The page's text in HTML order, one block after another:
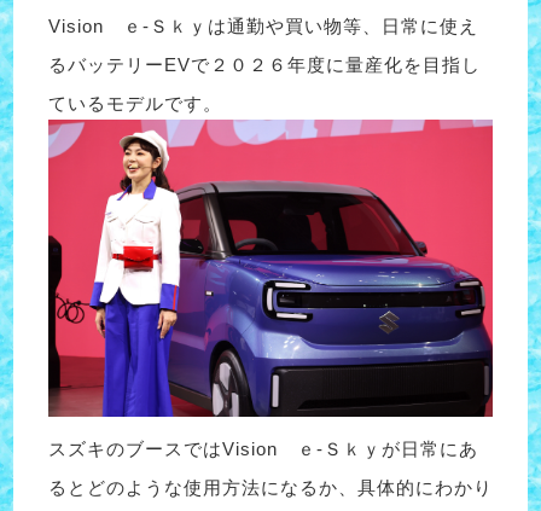
Vision ｅ-Ｓｋｙは通勤や買い物等、日常に使え
るバッテリーEVで２０２６年度に量産化を目指し
ているモデルです。
スズキのブースではVision ｅ-Ｓｋｙが日常にあ
るとどのような使用方法になるか、具体的にわかり